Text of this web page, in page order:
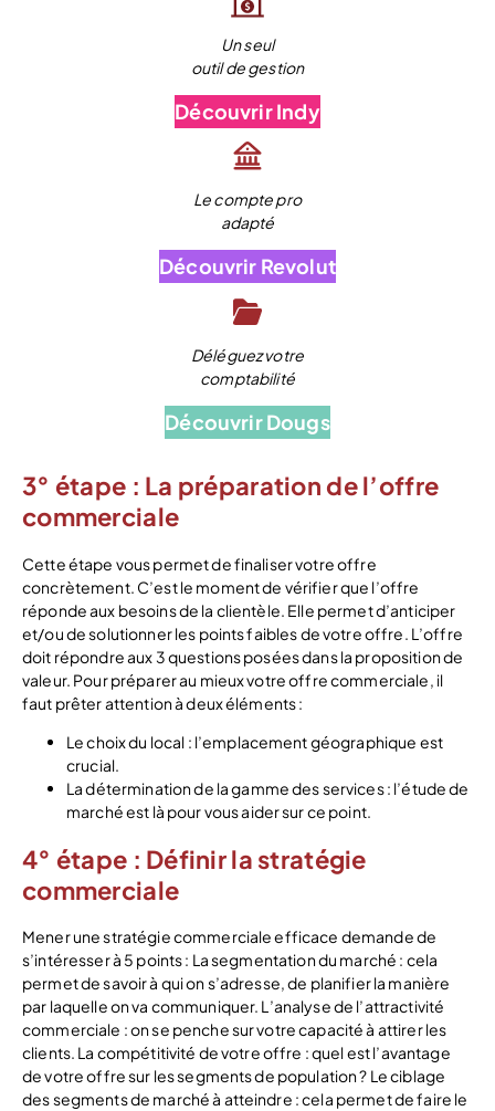
Un seul
outil de gestion
Découvrir Indy
Le compte pro
adapté
Découvrir Revolut
Déléguez votre
comptabilité
Découvrir Dougs
3° étape : La préparation de l’offre
commerciale
Cette étape vous permet de finaliser votre offre
concrètement. C’est le moment de vérifier que l’offre
réponde aux besoins de la clientèle. Elle permet d’anticiper
et/ou de solutionner les points faibles de votre offre. L’offre
doit répondre aux 3 questions posées dans la proposition de
valeur. Pour préparer au mieux votre offre commerciale, il
faut prêter attention à deux éléments :
Le choix du local : l’emplacement géographique est
crucial.
La détermination de la gamme des services : l’étude de
marché est là pour vous aider sur ce point.
4° étape : Définir la stratégie
commerciale
Mener une stratégie commerciale efficace demande de
s’intéresser à 5 points : La segmentation du marché : cela
permet de savoir à qui on s’adresse, de planifier la manière
par laquelle on va communiquer. L’analyse de l’attractivité
commerciale : on se penche sur votre capacité à attirer les
clients. La compétitivité de votre offre : quel est l’avantage
de votre offre sur les segments de population ? Le ciblage
des segments de marché à atteindre : cela permet de faire le